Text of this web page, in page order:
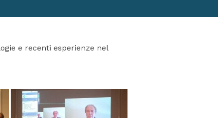
e recenti esperienze nel